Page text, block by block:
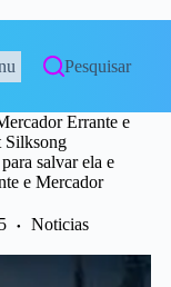
Pesquisar
Errante e
Silksong
salvar ela e
e Mercador
Noticias